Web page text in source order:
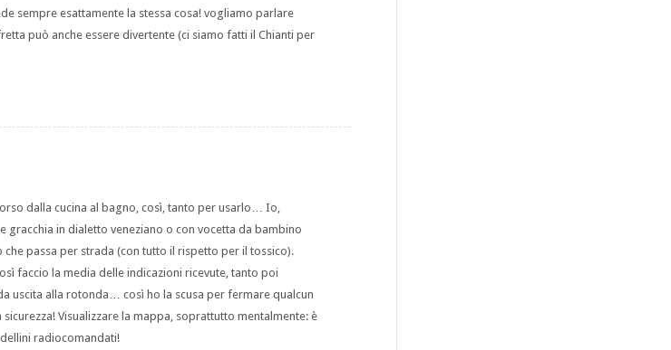
sempre esattamente la stessa cosa! vogliamo parlare
può anche essere divertente (ci siamo fatti il Chianti per
dalla cucina al bagno, così, tanto per usarlo… Io,
in dialetto veneziano o con vocetta da bambino
passa per strada (con tutto il rispetto per il tossico).
faccio la media delle indicazioni ricevute, tanto poi
uscita alla rotonda… così ho la scusa per fermare qualcun
Visualizzare la mappa, soprattutto mentalmente: è
radiocomandati!